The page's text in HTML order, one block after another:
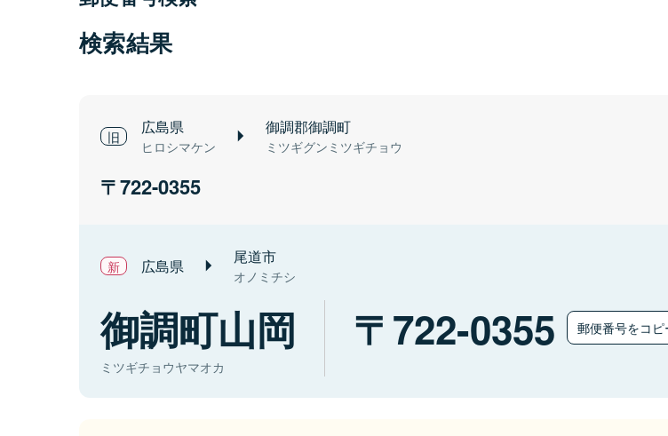
検索結果
広島県
ヒロシマケン
御調郡御調町
ミツギグンミツギチョウ
722-0355
広島県 尾道市
オノミチシ
御調町山岡
ミツギチョウヤマオカ
722-0355 郵便番号をコピ